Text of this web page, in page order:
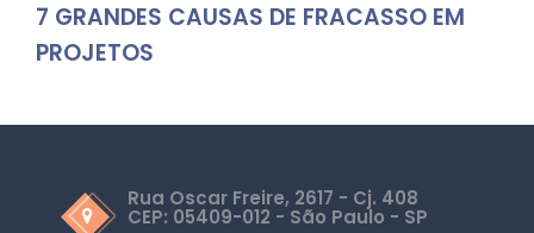
7 GRANDES CAUSAS DE FRACASSO EM
PROJETOS
Rua Oscar Freire, 2617 - Cj. 408
CEP: 05409-012 - São Paulo - SP